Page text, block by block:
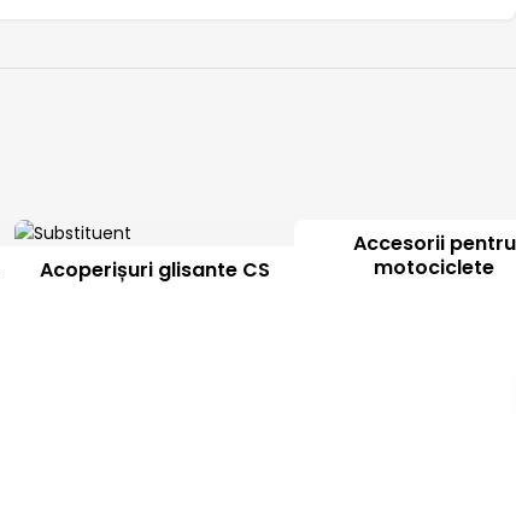
Acoperișuri glisante CS
Accesorii pentru
motociclete